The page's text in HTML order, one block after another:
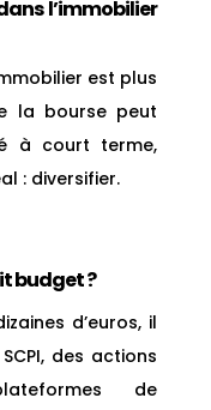
l’immobilier
est plus
la bourse peut
à court terme,
: diversifier.
budget ?
d’euros, il
des actions
de